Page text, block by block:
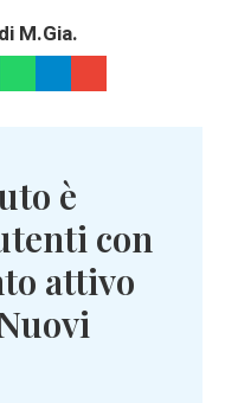
di M.Gia.
è
con
attivo